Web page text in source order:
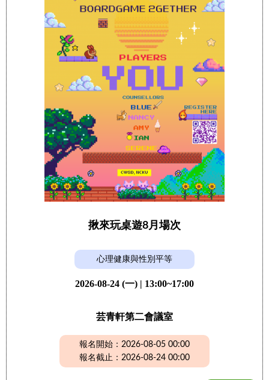
揪來玩桌遊8月場次
心理健康與性別平等
2026-08-24 (一) | 13:00~17:00
芸青軒第二會議室
報名開始：2026-08-05 00:00
報名截止：2026-08-24 00:00